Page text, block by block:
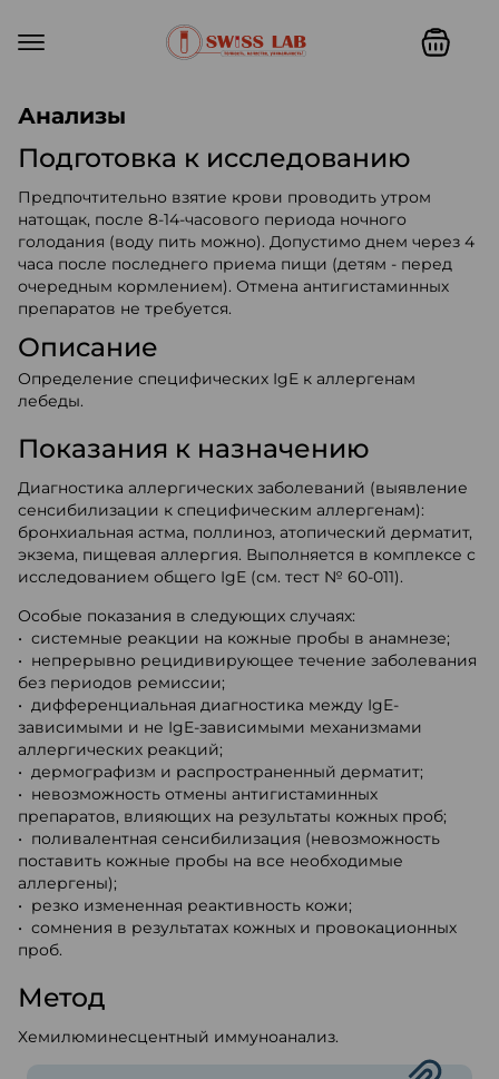
Анализы
Подготовка к исследованию
Предпочтительно взятие крови проводить утром
натощак, после 8-14-часового периода ночного
голодания (воду пить можно). Допустимо днем через 4
часа после последнего приема пищи (детям - перед
очередным кормлением). Отмена антигистаминных
препаратов не требуется.
Описание
Определение специфических IgE к аллергенам
лебеды.
Показания к назначению
Диагностика аллергических заболеваний (выявление
сенсибилизации к специфическим аллергенам):
бронхиальная астма, поллиноз, атопический дерматит,
экзема, пищевая аллергия. Выполняется в комплексе с
исследованием общего IgE (см. тест № 60-011).
Особые показания в следующих случаях:
• системные реакции на кожные пробы в анамнезе;
• непрерывно рецидивирующее течение заболевания
без периодов ремиссии;
• дифференциальная диагностика между IgE-
зависимыми и не IgE-зависимыми механизмами
аллергических реакций;
• дермографизм и распространенный дерматит;
• невозможность отмены антигистаминных
препаратов, влияющих на результаты кожных проб;
• поливалентная сенсибилизация (невозможность
поставить кожные пробы на все необходимые
аллергены);
• резко измененная реактивность кожи;
• сомнения в результатах кожных и провокационных
проб.
Метод
Хемилюминесцентный иммуноанализ.